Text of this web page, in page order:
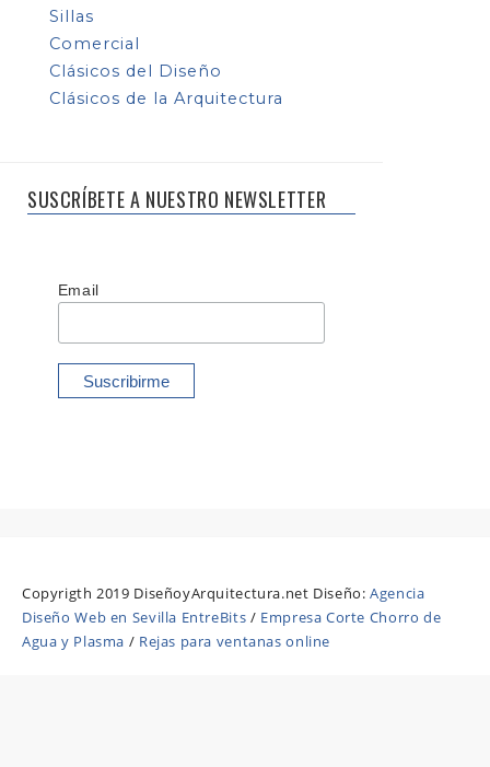
Sillas
Comercial
Clásicos del Diseño
Clásicos de la Arquitectura
SUSCRÍBETE A NUESTRO NEWSLETTER
Email
Copyrigth 2019 DiseñoyArquitectura.net Diseño:Agencia
Diseño Web en Sevilla EntreBits / Empresa Corte Chorro de
Agua y Plasma / Rejas para ventanas online